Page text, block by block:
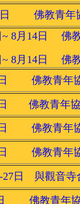
日 佛教青年
~ 8月14日 佛
~ 8月14日 佛
日 佛教青年
日 佛教青年協
日 佛教青年
日 佛教青年
27日 與觀音寺
佛教青年協